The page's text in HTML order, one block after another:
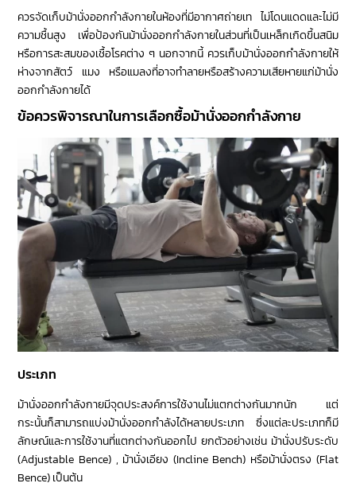
ควรจัดเก็บม้านั่งออกกำลังกายในห้องที่มีอากาศถ่ายเท ไม่โดนแดดและไม่มี
ความชื้นสูง เพื่อป้องกันม้านั่งออกกำลังกายในส่วนที่เป็นเหล็กเกิดขึ้นสนิม
หรือการสะสมของเชื้อโรคต่าง ๆ นอกจากนี้ ควรเก็บม้านั่งออกกำลังกายให้
ห่างจากสัตว์ แมง หรือแมลงที่อาจทำลายหรือสร้างความเสียหายแก่ม้านั่ง
ออกกำลังกายได้
ข้อควรพิจารณาในการเลือกซื้อม้านั่งออกกำลังกาย
ประเภท
ม้านั่งออกกำลังกายมีจุดประสงค์การใช้งานไม่แตกต่างกันมากนัก แต่
กระนั้นก็สามารถแบ่งม้านั่งออกกำลังได้หลายประเภท ซึ่งแต่ละประเภทก็มี
ลักษณ์และการใช้งานที่แตกต่างกันออกไป ยกตัวอย่างเช่น ม้านั่งปรับระดับ
(Adjustable Bence) , ม้านั่งเอียง (Incline Bench) หรือม้านั่งตรง (Flat
Bence) เป็นต้น